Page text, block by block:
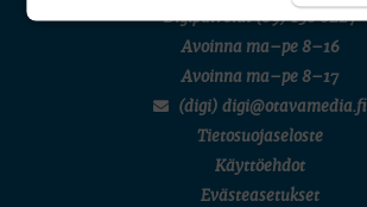
Digipalvelut(09) 156 6227
Avoinna ma–pe 8–16
Avoinna ma–pe 8–17
(digi) digi@otavamedia.fi
Tietosuojaseloste
Käyttöehdot
Evästeasetukset